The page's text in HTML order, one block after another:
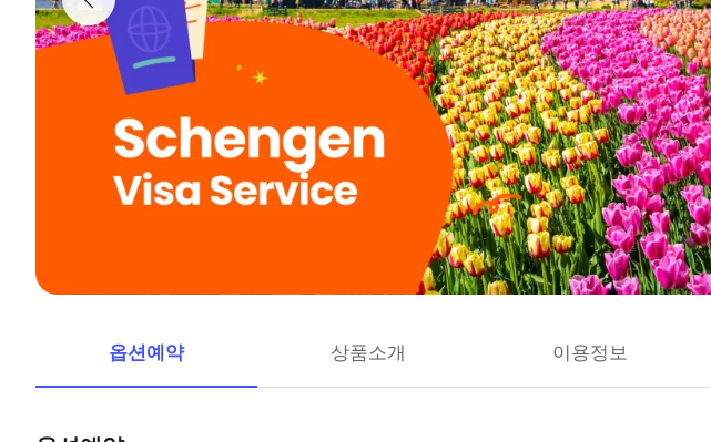
옵션예약 상품소개 이용정보